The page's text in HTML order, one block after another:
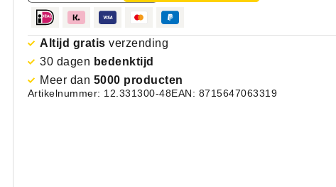
Altijd gratis verzending
30 dagen bedenktijd
Meer dan 5000 producten
Artikelnummer: 12.331300-48EAN: 8715647063319